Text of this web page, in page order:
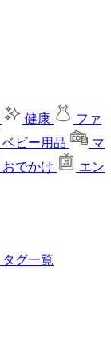
健康
ファ
ベビー用品
マ
おでかけ
エン
タグ一覧